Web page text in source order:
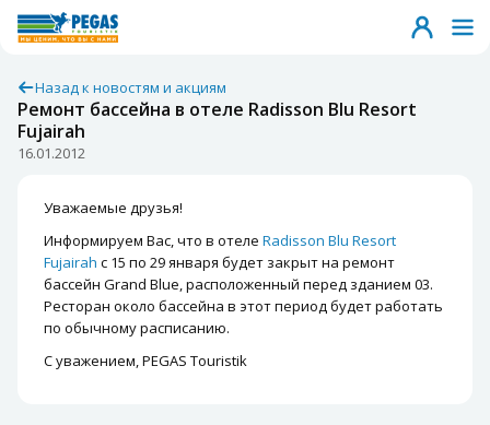
Назад к новостям и акциям
Ремонт бассейна в отеле Radisson Blu Resort
Fujairah
16.01.2012
Уважаемые друзья!
Информируем Вас, что в отеле Radisson Blu Resort
Fujairah с 15 по 29 января будет закрыт на ремонт
бассейн Grand Blue, расположенный перед зданием 03.
Ресторан около бассейна в этот период будет работать
по обычному расписанию.
С уважением, PEGAS Touristik